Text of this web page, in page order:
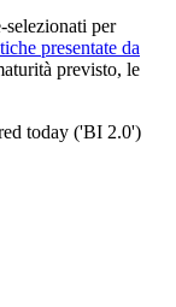
selezionati per
presentate da
previsto, le
today ('BI 2.0')